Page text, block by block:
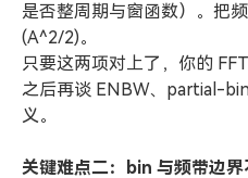
是否整周期与窗函数）。把
(A^2/2)。
只要这两项对上了，你的
之后再谈 ENBW、partial-
义。
关键难点二：bin 与频带边